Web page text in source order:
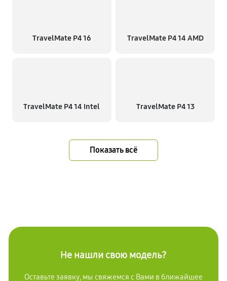
TravelMate P4 16 TravelMate P4 14 AMD
TravelMate P4 14 Intel TravelMate P4 13
Показать всё
Не нашли свою модель?
Оставьте заявку, мы свяжемся с Вами в ближайшее